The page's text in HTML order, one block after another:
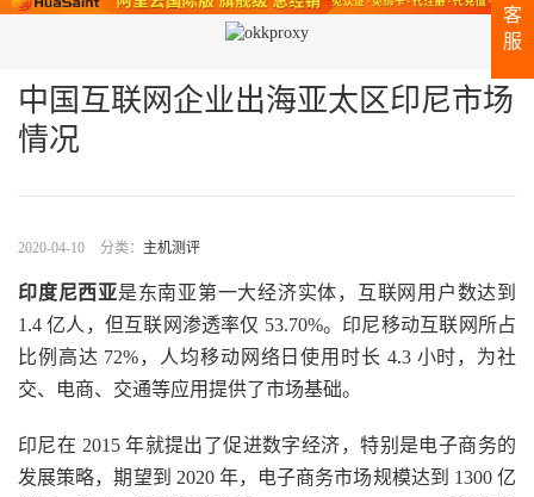
中国互联网企业出海亚太区印尼市场
情况
2020-04-10 分类： 主机测评
印度尼西亚是东南亚第一大经济实体，互联网用户数达到
1.4 亿人，但互联网渗透率仅 53.70%。印尼移动互联网所占
比例高达 72%，人均移动网络日使用时长 4.3 小时，为社
交、电商、交通等应用提供了市场基础。
印尼在 2015 年就提出了促进数字经济，特别是电子商务的
发展策略，期望到 2020 年，电子商务市场规模达到 1300 亿
客
服